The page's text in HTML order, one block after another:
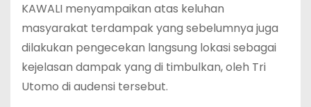
KAWALI menyampaikan atas keluhan
masyarakat terdampak yang sebelumnya juga
dilakukan pengecekan langsung lokasi sebagai
kejelasan dampak yang di timbulkan, oleh Tri
Utomo di audensi tersebut.